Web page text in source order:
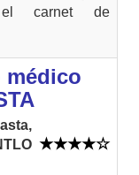
el carnet de
médico